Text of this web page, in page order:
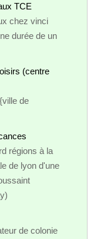
TCE
chez vinci
durée de un
(centre
de
régions à la
de lyon d'une
de colonie